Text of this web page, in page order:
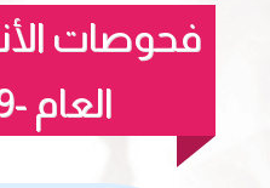
فحوصات
العام -299 ريال